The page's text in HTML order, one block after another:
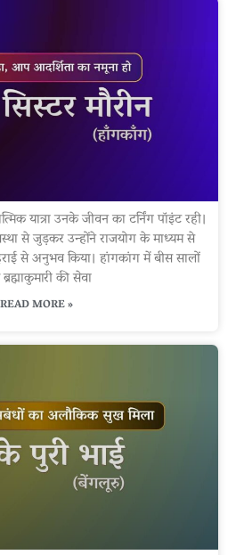
यात्रा उनके जीवन का टर्निंग पॉइंट रही।
से जुड़कर उन्होंने राजयोग के माध्यम से
से अनुभव किया। हांगकांग में बीस सालों
की सेवा
READ MORE »